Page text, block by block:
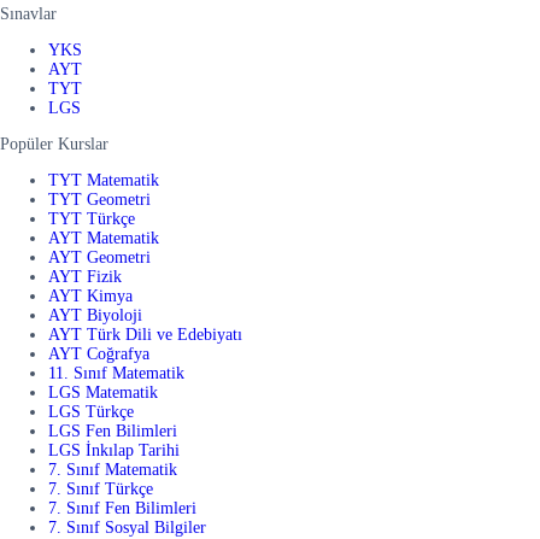
Sınavlar
YKS
AYT
TYT
LGS
Popüler Kurslar
TYT Matematik
TYT Geometri
TYT Türkçe
AYT Matematik
AYT Geometri
AYT Fizik
AYT Kimya
AYT Biyoloji
AYT Türk Dili ve Edebiyatı
AYT Coğrafya
11. Sınıf Matematik
LGS Matematik
LGS Türkçe
LGS Fen Bilimleri
LGS İnkılap Tarihi
7. Sınıf Matematik
7. Sınıf Türkçe
7. Sınıf Fen Bilimleri
7. Sınıf Sosyal Bilgiler